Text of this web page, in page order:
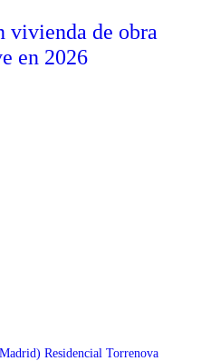
vivienda de obra
en 2026
Residencial Torrenova